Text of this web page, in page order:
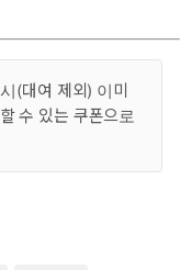
(대여 제외) 이미
수 있는 쿠폰으로